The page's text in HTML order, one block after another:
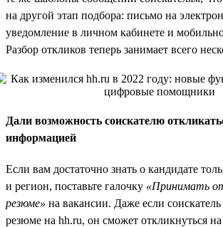
на другой этап подбора: письмо на
уведомление в личном кабинете и
Разбор откликов теперь занимает всего
Дали возможность соискателю
информацией
Если вам достаточно знать о кандидате
и регион, поставьте галочку «Принимать
резюме» на вакансии. Даже если соискатель
резюме на hh.ru, он сможет откликнуться